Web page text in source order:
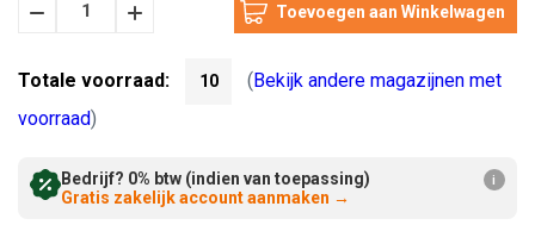
HoeveelheidHoeveelheid
Totale voorraad: 10 ( Bekijk andere magazijnen met
voorraad)
Bedrijf? 0% btw (indien van toepassing)
Gratis zakelijk account aanmaken →
i